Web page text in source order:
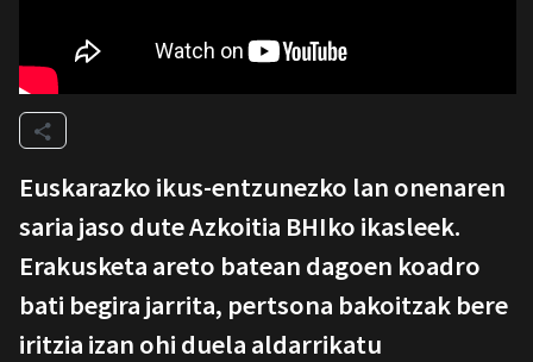
Euskarazko ikus-entzunezko lan onenaren
saria jaso dute Azkoitia BHIko ikasleek.
Erakusketa areto batean dagoen koadro
bati begira jarrita, pertsona bakoitzak bere
iritzia izan ohi duela aldarrikatu